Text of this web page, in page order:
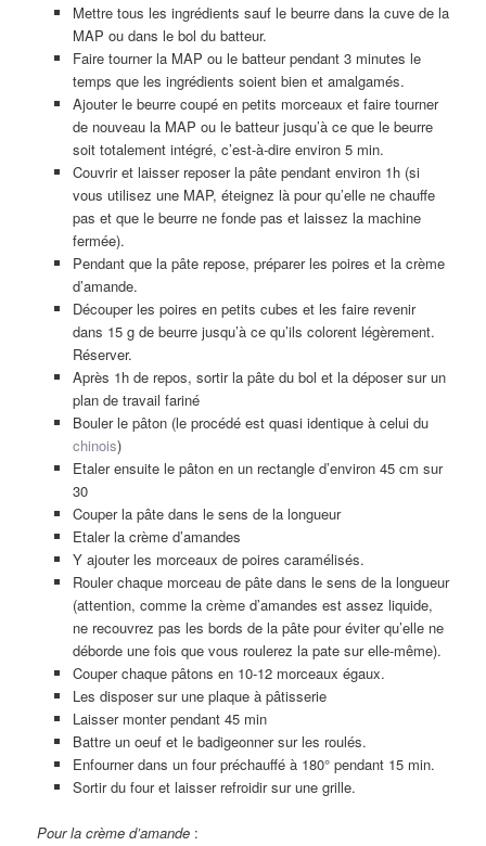
Mettre tous les ingrédients sauf le beurre dans la cuve de la
MAP ou dans le bol du batteur.
Faire tourner la MAP ou le batteur pendant 3 minutes le
temps que les ingrédients soient bien et amalgamés.
Ajouter le beurre coupé en petits morceaux et faire tourner
de nouveau la MAP ou le batteur jusqu’à ce que le beurre
soit totalement intégré, c’est-à-dire environ 5 min.
Couvrir et laisser reposer la pâte pendant environ 1h (si
vous utilisez une MAP, éteignez là pour qu’elle ne chauffe
pas et que le beurre ne fonde pas et laissez la machine
fermée).
Pendant que la pâte repose, préparer les poires et la crème
d’amande.
Découper les poires en petits cubes et les faire revenir
dans 15 g de beurre jusqu’à ce qu’ils colorent légèrement.
Réserver.
Après 1h de repos, sortir la pâte du bol et la déposer sur un
plan de travail fariné
Bouler le pâton (le procédé est quasi identique à celui du
chinois)
Etaler ensuite le pâton en un rectangle d’environ 45 cm sur
30
Couper la pâte dans le sens de la longueur
Etaler la crème d’amandes
Y ajouter les morceaux de poires caramélisés.
Rouler chaque morceau de pâte dans le sens de la longueur
(attention, comme la crème d’amandes est assez liquide,
ne recouvrez pas les bords de la pâte pour éviter qu’elle ne
déborde une fois que vous roulerez la pate sur elle-même).
Couper chaque pâtons en 10-12 morceaux égaux.
Les disposer sur une plaque à pâtisserie
Laisser monter pendant 45 min
Battre un oeuf et le badigeonner sur les roulés.
Enfourner dans un four préchauffé à 180° pendant 15 min.
Sortir du four et laisser refroidir sur une grille.
Pour la crème d’amande :